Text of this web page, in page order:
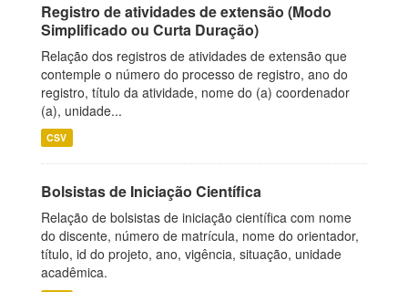
Registro de atividades de extensão (Modo
Simplificado ou Curta Duração)
Relação dos registros de atividades de extensão que
contemple o número do processo de registro, ano do
registro, título da atividade, nome do (a) coordenador
(a), unidade...
CSV
Bolsistas de Iniciação Científica
Relação de bolsistas de iniciação científica com nome
do discente, número de matrícula, nome do orientador,
título, id do projeto, ano, vigência, situação, unidade
acadêmica.